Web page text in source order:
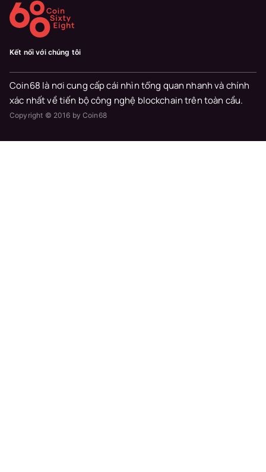
Kết nối với chúng tôi
Coin68 là nơi cung cấp cái nhìn tổng quan nhanh và chính
xác nhất về tiến bộ công nghệ blockchain trên toàn cầu.
Copyright © 2016 by Coin68